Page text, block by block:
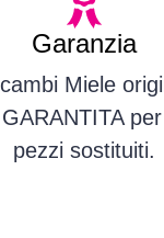
Garanzia
Miele
pezzi sostituiti.